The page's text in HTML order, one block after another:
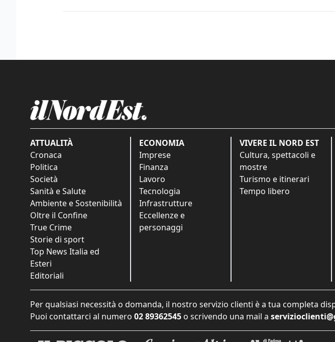
ATTUALITÀ
Cronaca
Politica
Società
Sanità e Salute
Ambiente e Sostenibilità
Oltre il Confine
True Crime
Storie di sport
Top News Italia ed
Esteri
Editoriali
ECONOMIA
Imprese
Finanza
Lavoro
Tecnologia
Infrastrutture
Eccellenze e
personaggi
VIVERE IL NORD EST
Cultura, spettacoli e
mostre
Turismo e itinerari
Tempo libero
Per qualsiasi necessità o domanda, il nostro servizio clienti è a tua completa
Puoi contattarci al numero 02 89362545 o scrivendo una mail a